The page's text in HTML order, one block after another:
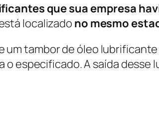
que sua empresa
localizadono mesmo
um tambor de óleo
o especificado. A saída desse